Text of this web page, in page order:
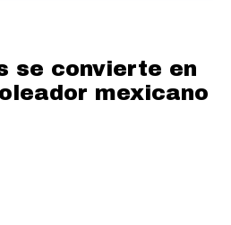
se convierte en
mexicano